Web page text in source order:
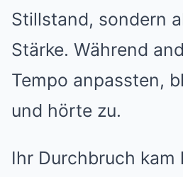
Stillstand, sondern
Stärke. Während
Tempo anpassten,
und hörte zu.
Ihr Durchbruch kam